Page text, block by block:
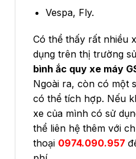
Vespa, Fly.
Có thể thấy rất nhiều
dụng trên thị trường
bình ắc quy xe máy
Ngoài ra, còn có một
có thể tích hợp. Nếu
xe của mình có sử
thể liên hệ thêm với
thoại 0974.090.957